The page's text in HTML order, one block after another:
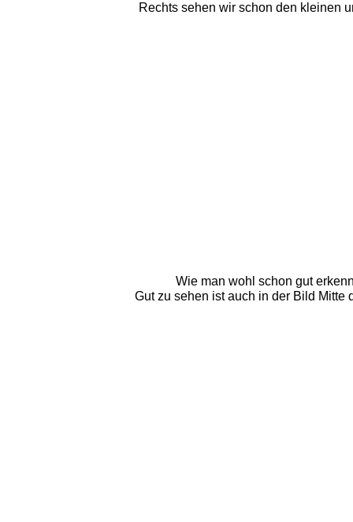
Rechts sehen wir schon den kleinen
Wie man wohl schon gut
Gut zu sehen ist auch in der Bild